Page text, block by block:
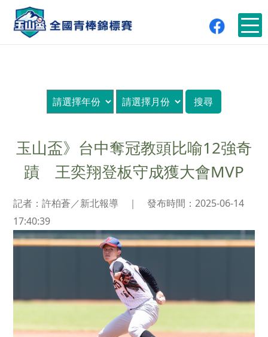
玉山盃》台中奪冠教頭比喻12強奇
蹟 王奕翔登板守成獲大會MVP
記者：許柏蒼／新北報導 ｜發布時間：2025-06-14
17:40:39